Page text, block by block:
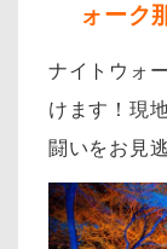
ォーク
ナイトウォ
けます！現
闘いをお見